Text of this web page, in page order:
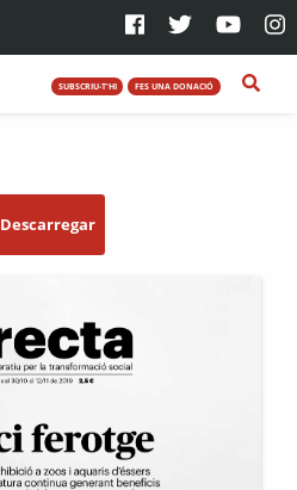
SUBSCRIU-T'HI FES UNA DONACIÓ
Descarregar